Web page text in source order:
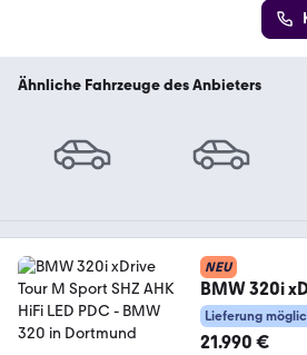
Ähnliche Fahrzeuge des Anbieters
NEU
BMW 320i
SHZ AHK HiFi
Lieferung
21.990 €